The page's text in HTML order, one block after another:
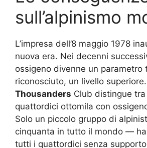
sull’alpinismo
L’impresa dell’8 maggio 1978
nuova era. Nei decenni
ossigeno divenne un parametro
riconosciuto, un livello superiore.
Thousanders Club distingue
quattordici ottomila con
Solo un piccolo gruppo di
cinquanta in tutto il mondo —
tutti i quattordici senza